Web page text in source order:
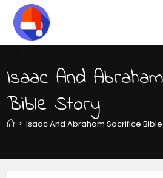
content
Isaac And
Bible Story
> Isaac And Abraham Sacrifice